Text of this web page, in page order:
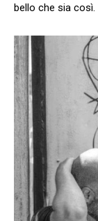
bello che sia così.